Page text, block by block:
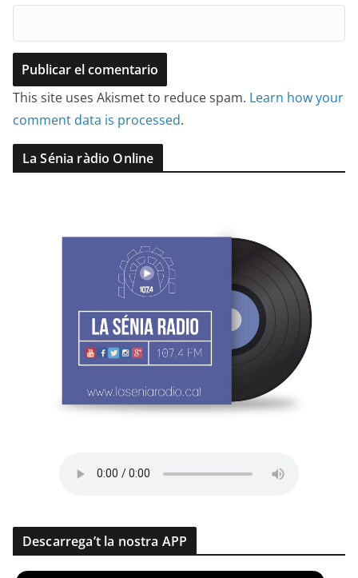
This site uses Akismet to reduce spam. Learn how your
comment data is processed.
La Sénia ràdio Online
Descarrega’t la nostra APP